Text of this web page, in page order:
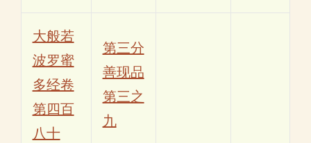
大般若
波罗蜜
多经卷
第四百
八十
第三分
善现品
第三之
九